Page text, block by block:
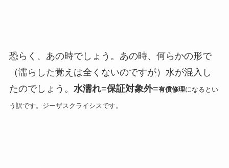
恐らく、あの時でしょう。あの時、何らかの形で
（濡らした覚えは全くないのですが）水が混入し
たのでしょう。 水濡れ=保証対象外=有償修理になるとい
う訳です。ジーザスクライシスです。